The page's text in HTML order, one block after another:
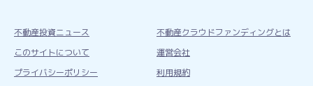
不動産投資ニュース
不動産クラウドファンディングとは
このサイトについて
運営会社
プライバシーポリシー
利用規約